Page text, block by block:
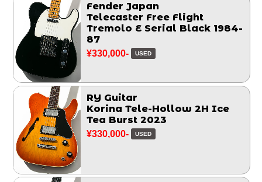
Fender Japan
Telecaster Free Flight
Tremolo E Serial Black 1984-
87
¥330,000- USED
RY Guitar
Korina Tele-Hollow 2H Ice
Tea Burst 2023
¥330,000- USED